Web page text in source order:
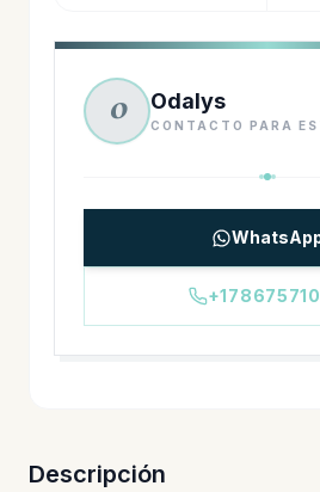
O Odalys
CONTACTO PARA
Descripción